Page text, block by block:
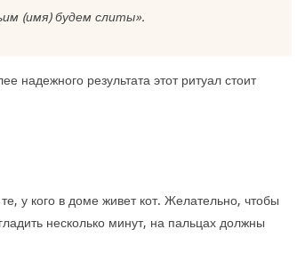
(имя) будем слиты».
надежного результата этот ритуал стоит
у кого в доме живет кот. Желательно, чтобы
несколько минут, на пальцах должны